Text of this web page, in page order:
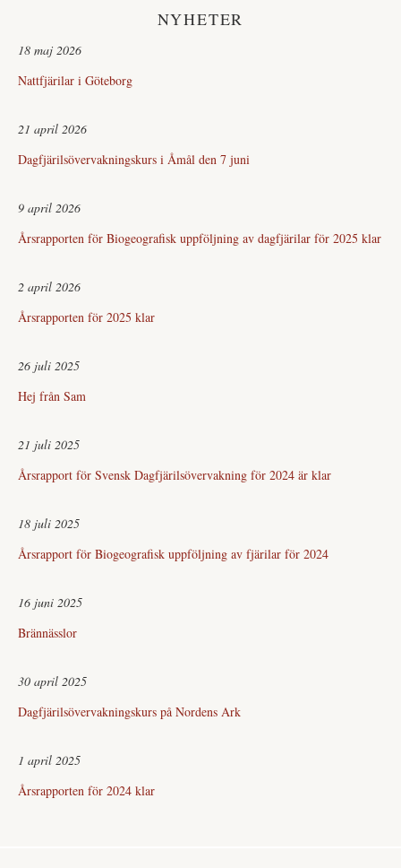
NYHETER
18 maj 2026
Nattfjärilar i Göteborg
21 april 2026
Dagfjärilsövervakningskurs i Åmål den 7 juni
9 april 2026
Årsrapporten för Biogeografisk uppföljning av dagfjärilar för 2025 klar
2 april 2026
Årsrapporten för 2025 klar
26 juli 2025
Hej från Sam
21 juli 2025
Årsrapport för Svensk Dagfjärilsövervakning för 2024 är klar
18 juli 2025
Årsrapport för Biogeografisk uppföljning av fjärilar för 2024
16 juni 2025
Brännässlor
30 april 2025
Dagfjärilsövervakningskurs på Nordens Ark
1 april 2025
Årsrapporten för 2024 klar